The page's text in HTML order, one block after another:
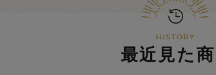
最近見た